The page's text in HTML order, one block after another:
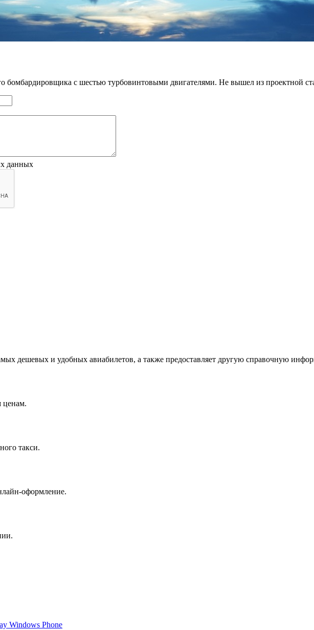
бомбардировщика с шестью турбовинтовыми двигателями. Не вышел из проектной
данных
дешевых и удобных авиабилетов, а также предоставляет другую справочную
ценам.
такси.
оформление.
Windows Phone